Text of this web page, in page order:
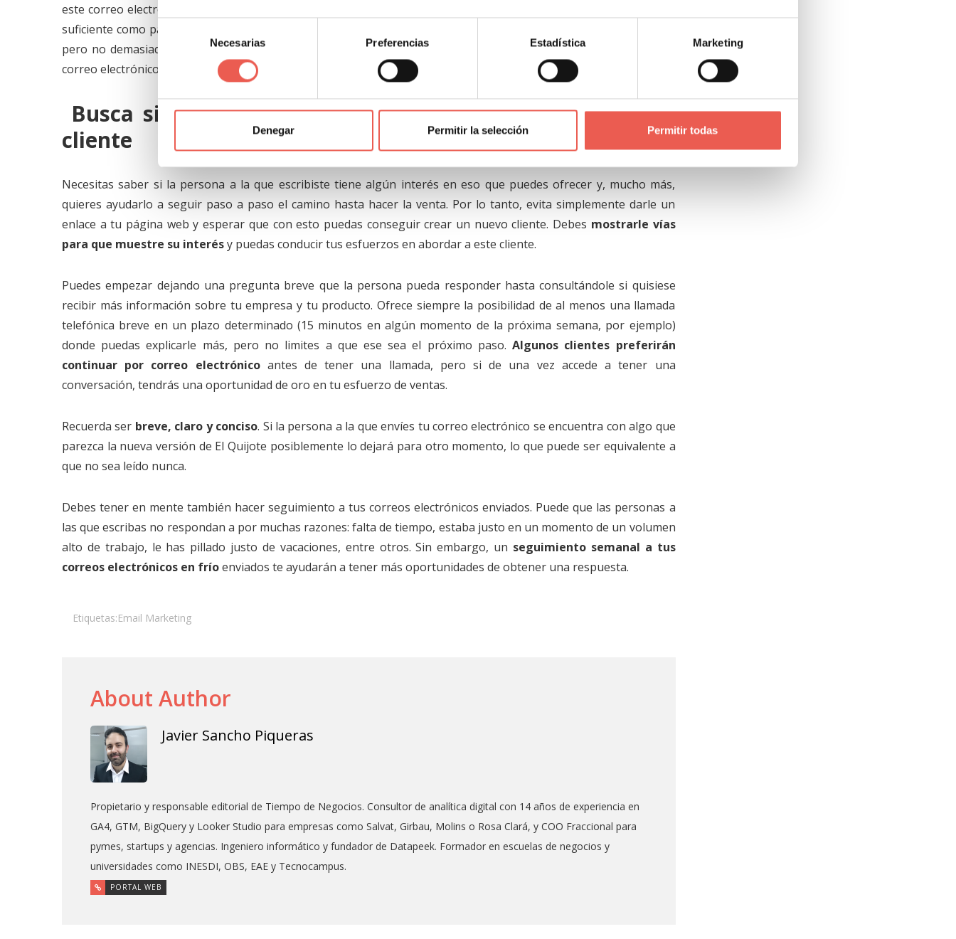
consentimiento
Necesarias Preferencias Estadística Marketing
Denegar Permitir la selección Permitir todas
este correo electrónico, con lo cual no desesperes con tratar de explicar todo en el primer acercamiento. Indica lo
suficiente como para que el cliente sepa qué puedes hacer y de qué le sirve establecer una conversación contigo,
pero no demasiado como para que piense dos veces en leer todo eso que has escrito o que se sienta como un
correo electrónico netamente comercial.
Busca siempre una respuesta por parte de tu potencial
cliente
Necesitas saber si la persona a la que escribiste tiene algún interés en eso que puedes ofrecer y, mucho más,
quieres ayudarlo a seguir paso a paso el camino hasta hacer la venta. Por lo tanto, evita simplemente darle un
enlace a tu página web y esperar que con esto puedas conseguir crear un nuevo cliente. Debes mostrarle vías
para que muestre su interésy puedas conducir tus esfuerzos en abordar a este cliente.
Puedes empezar dejando una pregunta breve que la persona pueda responder hasta consultándole si quisiese
recibir más información sobre tu empresa y tu producto. Ofrece siempre la posibilidad de al menos una llamada
telefónica breve en un plazo determinado (15 minutos en algún momento de la próxima semana, por ejemplo)
donde puedas explicarle más, pero no limites a que ese sea el próximo paso.Algunos clientes preferirán
continuar por correo electrónicoantes de tener una llamada, pero si de una vez accede a tener una
conversación, tendrás una oportunidad de oro en tu esfuerzo de ventas.
Recuerda ser breve, claro y conciso. Si la persona a la que envíes tu correo electrónico se encuentra con algo que
parezca la nueva versión de El Quijote posiblemente lo dejará para otro momento, lo que puede ser equivalente a
que no sea leído nunca.
Debes tener en mente también hacer seguimiento a tus correos electrónicos enviados. Puede que las personas a
las que escribas no respondan a por muchas razones: falta de tiempo, estaba justo en un momento de un volumen
alto de trabajo, le has pillado justo de vacaciones, entre otros. Sin embargo, un seguimiento semanal a tus
correos electrónicos en fríoenviados te ayudarán a tener más oportunidades de obtener una respuesta.
Etiquetas:Email Marketing
About Author
Javier Sancho Piqueras
Propietario y responsable editorial de Tiempo de Negocios. Consultor de analítica digital con 14 años de experiencia en
GA4, GTM, BigQuery y Looker Studio para empresas como Salvat, Girbau, Molins o Rosa Clará, y COO Fraccional para
pymes, startups y agencias. Ingeniero informático y fundador de Datapeek. Formador en escuelas de negocios y
universidades como INESDI, OBS, EAE y Tecnocampus.
PORTAL WEB